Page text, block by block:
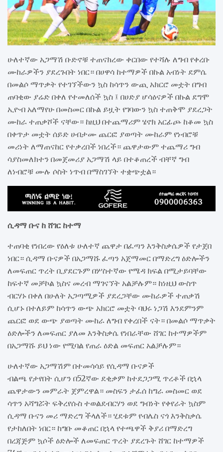
ሁለተኛው አጋማሽ ቡድኖቹ ተጠናክረው ቀርበው የተሻሉ ለግብ የቀረቡ
ሙከራዎችን ያደረጉበት ነበር። በሀዋሳ ከተማዎች በኩል አብነት ደምሴ
በመልሶ ማጥቃት የተገኘችውን ኳስ ከሳጥን ውጪ አክርሮ መቷት በግብ
ጠባቂው ያሬድ በቀለ የተመለሰች ኳስ ፤ በሀድያ ሆሳዕናዎች በኩል ደግሞ
ኢዮብ አለማየሁ በመስመር በኩል ይዟት የገባውን ኳስ ተጠቅሞ ያደረጋት
ሙከራ ተጠቃሾች ናቸው። ከዚህ በተጨማሪም ሄኖክ አርፊጮ ከቆመ ኳስ
በቀጥታ መቷት ሰይድ ሀብታሙ ጨርፎ ያወጣት ሙከራም የነብሮቹ
መሪነት ለማጠናከር የተቃረበች ነበረች። ጨዋታውም ተጨማሪ ግብ
ሳያስመለክተን በመጀመሪያ አጋማሽ ላይ በተቆጠረች ብቸኛ ግብ
ለነብሮቹ ሙሉ ሶስት ነጥብ በማስገኘት ተቋጭቷል።
ሲዳማ ቡና ከ ሸገር ከተማ
ተጠባቂ የነበረው የዕለቱ ሁለተኛ ጨዋታ በፈጣን እንቅስቃሴዎች የታጀበ
ነበር። ሲዳማ ቡናዎች በአጋማሹ ፈጣን አጀማመር በማድረግ ዕድሎችን
ለመፍጠር ጥረት ቢያደርጉም በሦስተኛው የሜዳ ክፍል በሚታይባቸው
ከፍተኛ መቻኮል ኳስና መረብ ማገናኘት አልቻሉም። ከነዚህ ውስጥ
ብርሃኑ በቀለ በሁለት አጋጣሚዎች ያደረጋቸው ሙከራዎች ተጠቃሽ
ሲሆኑ በተለይም ከሳጥን ውጭ አክርሮ መቷት ባህሩ ነጋሽ እንደምንም
ጨርፎ ወደ ውጭ ያወጣት ሙከራ ለግብ የቀረበች ናት። በመልሶ ማጥቃት
ዕድሎችን ለመፍጠር ያለመ እንቅስቃሴ የነበራቸው ሸገር ከተማዎችም
በአጋማሹ ይህ ነው የሚባል የጠራ ዕድል መፍጠር አልቻሉም።
ሁለተኛው አጋማሽም በተመሳሳይ የሲዳማ ቡናዎች
ብልጫ የታየበት ሲሆን በ52ኛው ደቂቃም ከተደጋጋሚ ጥረቶች በኋላ
ጨዋታውን መምራት ጀምረዋል። መስፍን ታፈሰ ከግራ መስመር ወደ
ሳጥን አሻግሯት ፍቅረየሱስ ተወልደብርሃን ወደ ግብነት የቀየራት ኳስም
ሲዳማ ቡናን መሪ ማድረግ ችላለች። ሂደቱም የብሌስ ናጎ እንቅስቃሴ
የታከለበት ነበር። ከግቡ መቆጠር በኋላ የተጫዋች ቅያሪ በማድረግ
በረጃጅም ኳሶች ዕድሎች ለመፍጠር ጥረት ያደረጉት ሸገር ከተማዎች